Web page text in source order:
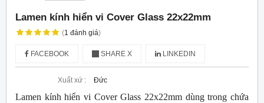
Lamen kính hiển vi Cover Glass 22x22mm
(1 đánh giá)
FACEBOOK SHARE X LINKEDIN
Xuất xứ : Đức
Lamen kính hiển vi Cover Glass 22x22mm dùng trong chứa